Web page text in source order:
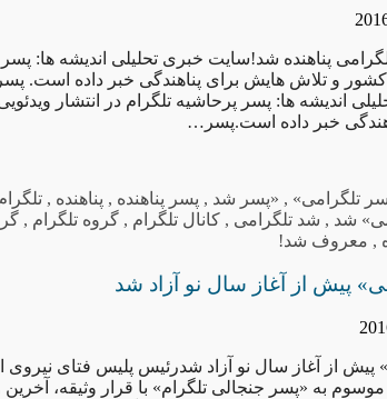
پناهنده شد!سایت خبری تحلیلی اندیشه ها: پسر
و تلاش هایش برای پناهندگی خبر داده است.
اندیشه ها: پسر پرحاشیه تلگرام در انتشار
خبر داده است.پسر…
تلگرامی» , «پسر شد , پسر پناهنده , پناهنده ,
شد , شد تلگرامی , کانال تلگرام , گروه تلگرام ,
, معروف شد!
پیش از آغاز سال نو آزاد شد
پیش از آغاز سال نو آزاد شدرئیس پلیس فتای نیروی
موسوم به «پسر جنجالی تلگرام» با قرار وثیقه،